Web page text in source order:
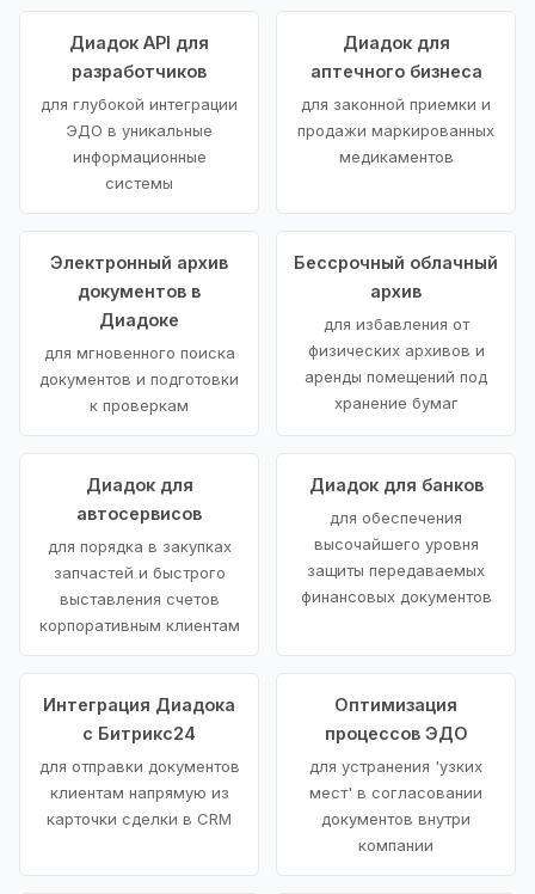
Диадок API для
разработчиков
для глубокой интеграции
ЭДО в уникальные
информационные
системы
Диадок для
аптечного бизнеса
для законной приемки и
продажи маркированных
медикаментов
Электронный архив
документов в
Диадоке
для мгновенного поиска
документов и подготовки
к проверкам
Бессрочный облачный
архив
для избавления от
физических архивов и
аренды помещений под
хранение бумаг
Диадок для
автосервисов
для порядка в закупках
запчастей и быстрого
выставления счетов
корпоративным клиентам
Диадок для банков
для обеспечения
высочайшего уровня
защиты передаваемых
финансовых документов
Интеграция Диадока
с Битрикс24
для отправки документов
клиентам напрямую из
карточки сделки в CRM
Оптимизация
процессов ЭДО
для устранения 'узких
мест' в согласовании
документов внутри
компании